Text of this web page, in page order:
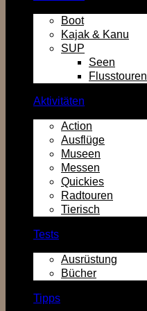
Boot
Kajak & Kanu
SUP
Seen
Flusstouren
Aktivitäten
Action
Ausflüge
Museen
Messen
Quickies
Radtouren
Tierisch
Tests
Ausrüstung
Bücher
Tipps